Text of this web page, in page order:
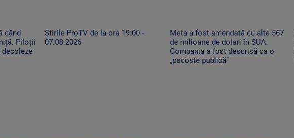
când
Piloții
decoleze
Știrile ProTV de la ora 19:00 -
07.08.2026
Meta a fost amendată cu alte 567
de milioane de dolari în SUA.
Compania a fost descrisă ca o
„pacoste publică"